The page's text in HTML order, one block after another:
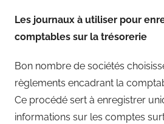
Les journaux à utiliser pour
comptables sur la trésorerie
Bon nombre de sociétés
règlements encadrant la
Ce procédé sert à enregistrer
informations sur les comptes